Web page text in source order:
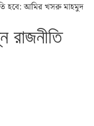
হবে: আমির খসরু মাহমুদ
রাজনীতি